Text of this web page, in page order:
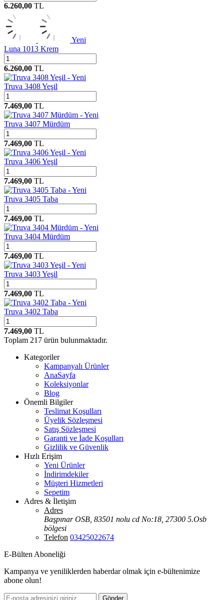
6.260,00 TL
Yeni
Luna 1013 Krem
6.260,00 TL
Yeni
Truva 3408 Yeşil
7.469,00 TL
Yeni
Truva 3407 Mürdüm
7.469,00 TL
Yeni
Truva 3406 Yeşil
7.469,00 TL
Yeni
Truva 3405 Taba
7.469,00 TL
Yeni
Truva 3404 Mürdüm
7.469,00 TL
Yeni
Truva 3403 Yeşil
7.469,00 TL
Yeni
Truva 3402 Taba
7.469,00 TL
Toplam 217 ürün bulunmaktadır.
Kategoriler
Kampanyalı Ürünler
AnaSayfa
Koleksiyonlar
Blog
Önemli Bilgiler
Teslimat Koşulları
Üyelik Sözleşmesi
Satış Sözleşmesi
Garanti ve İade Koşulları
Gizlilik ve Güvenlik
Hızlı Erişim
Yeni Ürünler
İndirimdekiler
Müşteri Hizmetleri
Sepetim
Adres & İletişim
Adres
Başpınar OSB, 83501 nolu cd No:18, 27300 5.Osb
bölgesi
Telefon 03425022674
E-Bülten Aboneliği
Kampanya ve yeniliklerden haberdar olmak için e-bültenimize
abone olun!
Gönder